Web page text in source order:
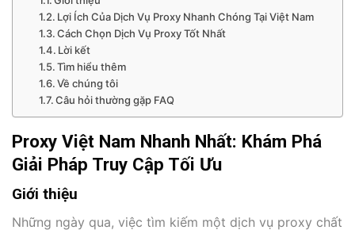
Lợi Ích Của Dịch Vụ Proxy Nhanh Chóng Tại Việt Nam
Cách Chọn Dịch Vụ Proxy Tốt Nhất
Lời kết
Tìm hiểu thêm
Về chúng tôi
Câu hỏi thường gặp FAQ
Proxy Việt Nam Nhanh Nhất: Khám Phá
Giải Pháp Truy Cập Tối Ưu
Giới thiệu
Những ngày qua, việc tìm kiếm một dịch vụ proxy chất